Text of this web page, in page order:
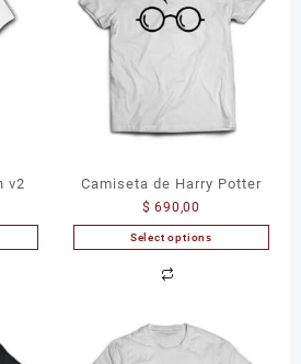
v2 Camiseta de Harry Potter
$ 690,00
Select options